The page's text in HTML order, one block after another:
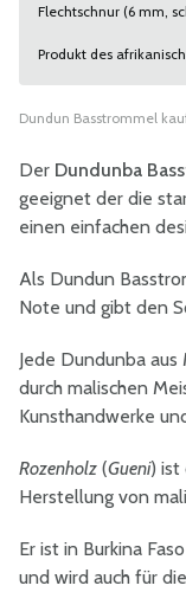
Flechtschnur (6 mm,
Produkt des
Dundun Basstrommel
Der Dundunba
geeignet der die
einen einfachen
Als Dundun
Note und gibt den
Jede Dundunba
durch malischen
Kunsthandwerke
Rozenholz (Gueni) ist
Herstellung von
Er ist in Burkina
und wird auch für